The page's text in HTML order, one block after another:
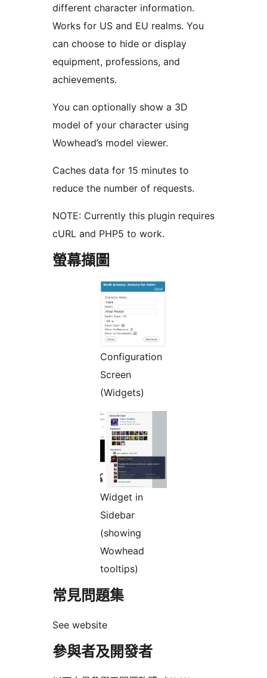
different character information.
Works for US and EU realms. You
can choose to hide or display
equipment, professions, and
achievements.
You can optionally show a 3D
model of your character using
Wowhead’s model viewer.
Caches data for 15 minutes to
reduce the number of requests.
NOTE: Currently this plugin requires
cURL and PHP5 to work.
螢幕擷圖
Configuration
Screen
(Widgets)
Widget in
Sidebar
(showing
Wowhead
tooltips)
常見問題集
See website
參與者及開發者